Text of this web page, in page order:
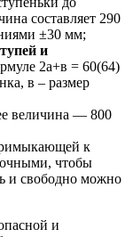
составляет 290
±30 мм;
и
2а+в = 60(64)
в – размер
величина — 800
к
чтобы
и свободно можно
и